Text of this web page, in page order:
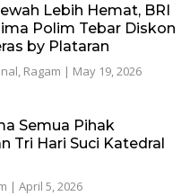
Lebih Hemat, BRI
Polim Tebar Diskon
by Plataran
, Ragam | May 19, 2026
Semua Pihak
Tri Hari Suci Katedral
| April 5, 2026